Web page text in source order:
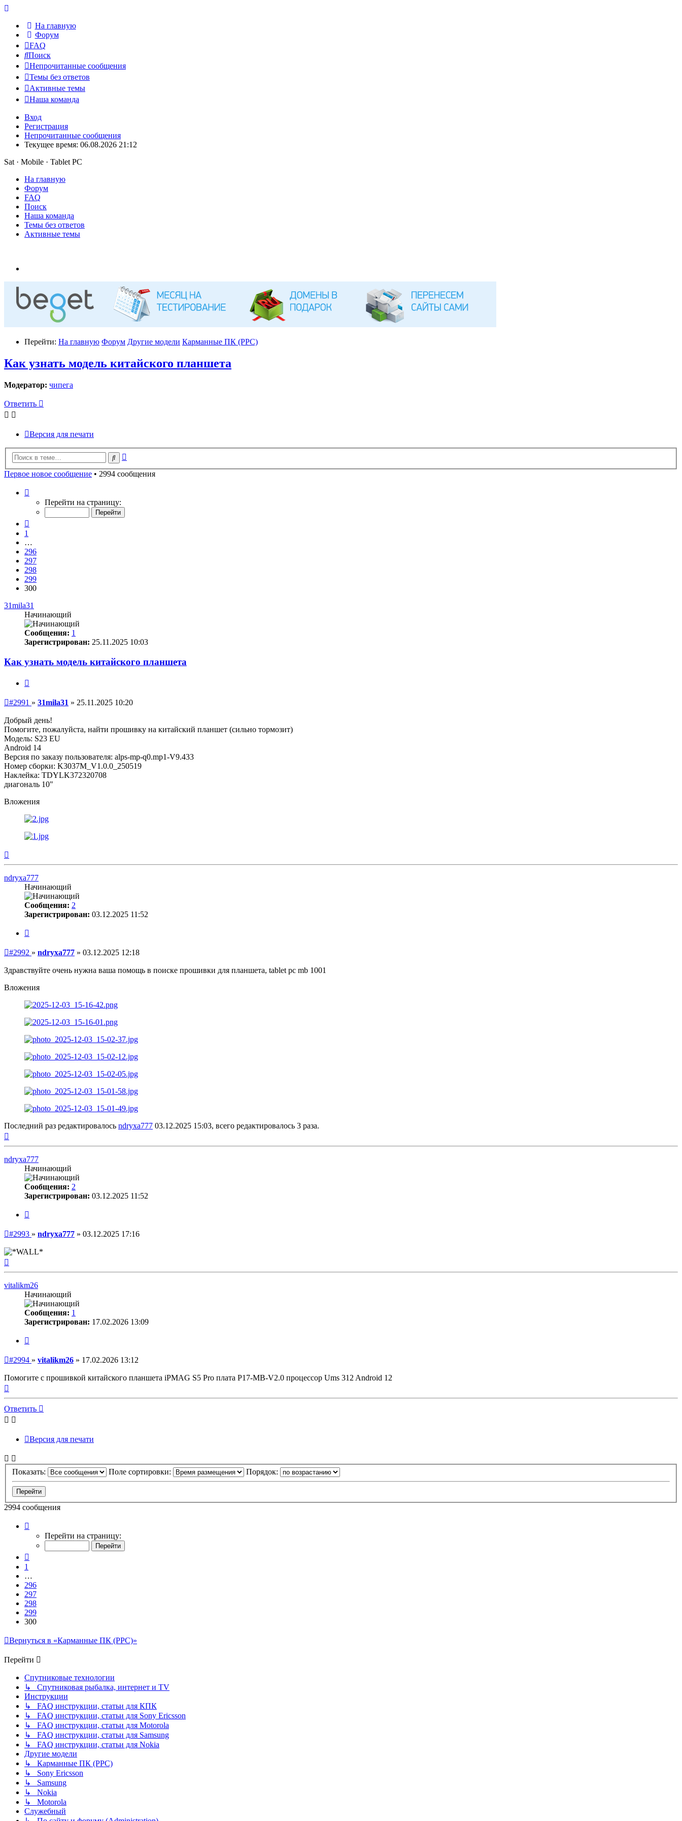
На главную
Форум
FAQ
Поиск
Непрочитанные сообщения
Темы без ответов
Активные темы
Наша команда
Вход
Регистрация
Непрочитанные сообщения
Текущее время: 06.08.2026 21:12
Sat · Mobile · Tablet PC
На главную
Форум
FAQ
Поиск
Наша команда
Темы без ответов
Активные темы
Перейти: На главную Форум Другие модели Карманные ПК (PPC)
Как узнать модель китайского планшета
Модератор: чипега
Ответить
Версия для печати
Поиск
Первое новое сообщение • 2994 сообщения
300 Перейти на страницу:
1
…
296
297
298
299
300
31mila31
Начинающий
Сообщения: 1
Зарегистрирован: 25.11.2025 10:03
Как узнать модель китайского планшета
Непрочитанное
#2991 » 31mila31 » 25.11.2025 10:20
Добрый день!
Помогите, пожалуйста, найти прошивку на китайский планшет (сильно тормозит)
Модель: S23 EU
Android 14
Версия по заказу пользователя: alps-mp-q0.mp1-V9.433
Номер сборки: K3037M_V1.0.0_250519
Наклейка: TDYLK372320708
диагональ 10"
Вложения
ndryxa777
Начинающий
Сообщения: 2
Зарегистрирован: 03.12.2025 11:52
Непрочитанное
#2992 » ndryxa777 » 03.12.2025 12:18
Здравствуйте очень нужна ваша помощь в поиске прошивки для планшета, tablet pc mb 1001
Вложения
Последний раз редактировалось ndryxa777 03.12.2025 15:03, всего редактировалось 3 раза.
ndryxa777
Начинающий
Сообщения: 2
Зарегистрирован: 03.12.2025 11:52
Непрочитанное
#2993 » ndryxa777 » 03.12.2025 17:16
vitalikm26
Начинающий
Сообщения: 1
Зарегистрирован: 17.02.2026 13:09
Непрочитанное
#2994 » vitalikm26 » 17.02.2026 13:12
Помогите с прошивкой китайского планшета iPMAG S5 Pro плата P17-MB-V2.0 процессор Ums 312 Android 12
началу
Ответить
Версия для печати
Показать: Поле сортировки: Порядок:
2994 сообщения
300 Перейти на страницу:
1
…
296
297
298
299
300
Вернуться в «Карманные ПК (PPC)»
Перейти
Спутниковые технологии
↳ Спутниковая рыбалка, интернет и TV
Инструкции
↳ FAQ инструкции, статьи для КПК
↳ FAQ инструкции, статьи для Sony Ericsson
↳ FAQ инструкции, статьи для Motorola
↳ FAQ инструкции, статьи для Samsung
↳ FAQ инструкции, статьи для Nokia
Другие модели
↳ Карманные ПК (PPC)
↳ Sony Ericsson
↳ Samsung
↳ Nokia
↳ Motorola
Служебный